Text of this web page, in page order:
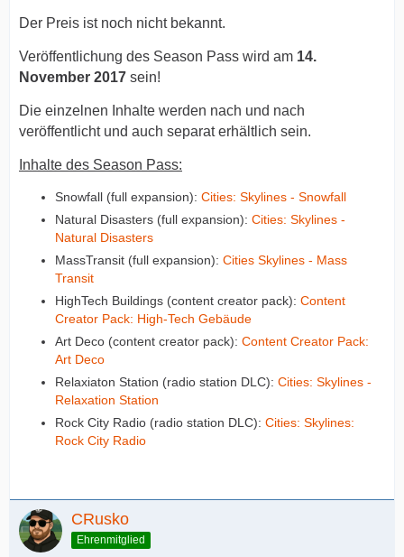
Der Preis ist noch nicht bekannt.
Veröffentlichung des Season Pass wird am 14.
November 2017 sein!
Die einzelnen Inhalte werden nach und nach
veröffentlicht und auch separat erhältlich sein.
Inhalte des Season Pass:
Snowfall (full expansion): Cities: Skylines - Snowfall
Natural Disasters (full expansion): Cities: Skylines -
Natural Disasters
MassTransit (full expansion): Cities Skylines - Mass
Transit
HighTech Buildings (content creator pack): Content
Creator Pack: High-Tech Gebäude
Art Deco (content creator pack): Content Creator Pack:
Art Deco
Relaxiaton Station (radio station DLC): Cities: Skylines -
Relaxation Station
Rock City Radio (radio station DLC): Cities: Skylines:
Rock City Radio
CRusko
Ehrenmitglied